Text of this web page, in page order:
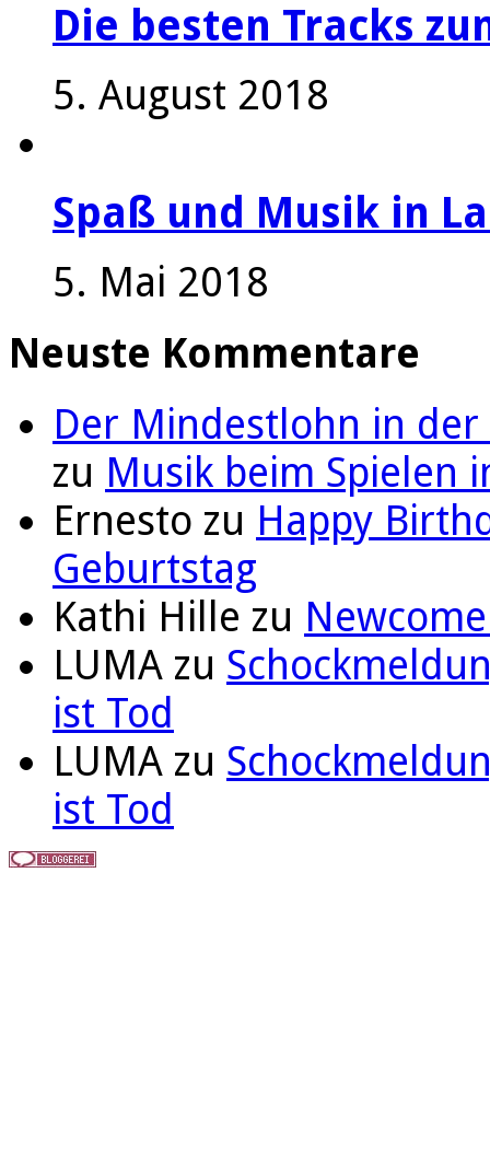
Die besten Tracks
5. August 2018
Spaß und Musik in
5. Mai 2018
Neuste Kommentare
Der Mindestlohn in der
zu Musik beim Spielen
Ernesto zu Happy
Geburtstag
Kathi Hille zu
LUMA zu
ist Tod
LUMA zu
ist Tod